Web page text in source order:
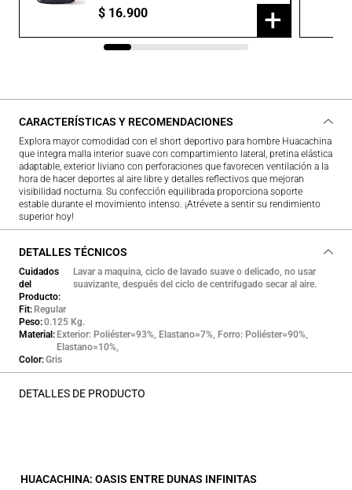
$ 16.900 +
CARACTERÍSTICAS Y RECOMENDACIONES
Explora mayor comodidad con el short deportivo para hombre Huacachina
que integra malla interior suave con compartimiento lateral, pretina elástica
adaptable, exterior liviano con perforaciones que favorecen ventilación a la
hora de hacer deportes al aire libre y detalles reflectivos que mejoran
visibilidad nocturna. Su confección equilibrada proporciona soporte
estable durante el movimiento intenso. ¡Atrévete a sentir su rendimiento
superior hoy!
DETALLES TÉCNICOS
Cuidados
del
Producto
Lavar a maquina, ciclo de lavado suave o delicado, no usar
suavizante, después del ciclo de centrifugado secar al aire.
Fit Regular
Peso 0.125 Kg.
Material
Exterior: Poliéster=93%, Elastano=7%, Forro: Poliéster=90%,
Elastano=10%,
Color Gris
DETALLES DE PRODUCTO
HUACACHINA: OASIS ENTRE DUNAS INFINITAS